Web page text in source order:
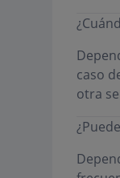
caso
otra